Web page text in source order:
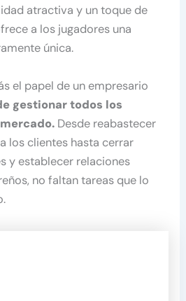
atractiva y un toque de
a los jugadores una
única.
el papel de un empresario
gestionar todos los
Desde reabastecer
los clientes hasta cerrar
y establecer relaciones
no faltan tareas que lo